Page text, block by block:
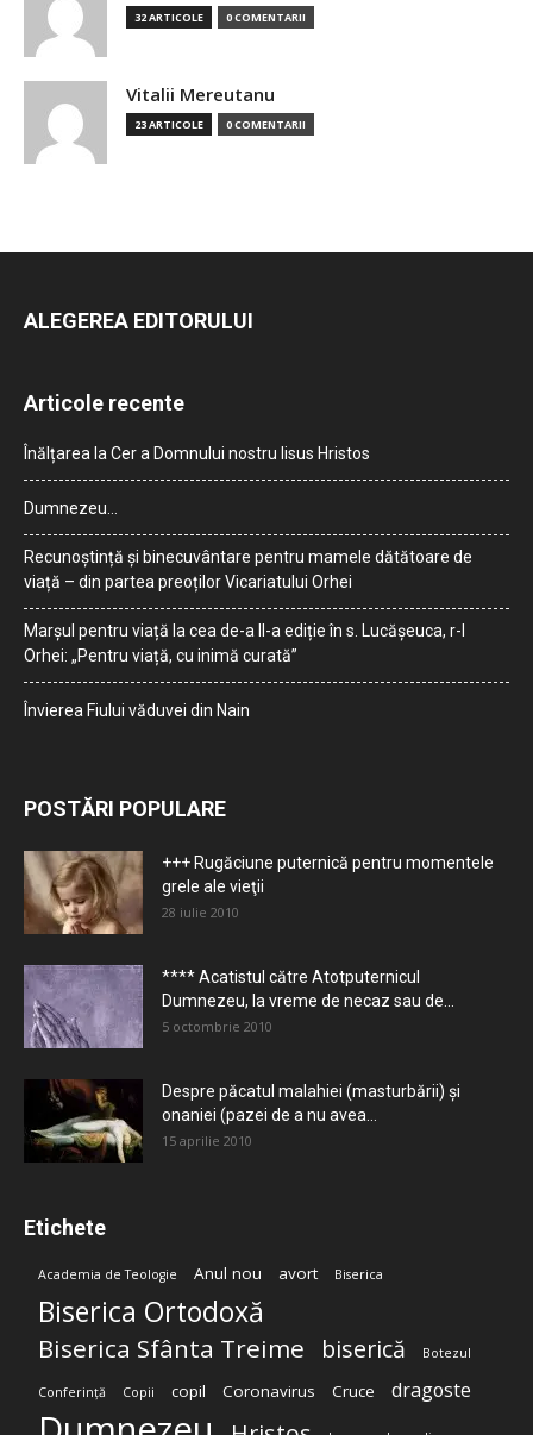
32 ARTICOLE 0 COMENTARII
Vitalii Mereutanu
23 ARTICOLE 0 COMENTARII
ALEGEREA EDITORULUI
Articole recente
Înălțarea la Cer a Domnului nostru Iisus Hristos
Dumnezeu…
Recunoștință și binecuvântare pentru mamele dătătoare de
viață – din partea preoților Vicariatului Orhei
Marșul pentru viață la cea de-a II-a ediție în s. Lucășeuca, r-l
Orhei: „Pentru viață, cu inimă curată”
Învierea Fiului văduvei din Nain
POSTĂRI POPULARE
+++ Rugăciune puternică pentru momentele
grele ale vieţii
28 iulie 2010
**** Acatistul către Atotputernicul
Dumnezeu, la vreme de necaz sau de...
5 octombrie 2010
Despre păcatul malahiei (masturbării) şi
onaniei (pazei de a nu avea...
15 aprilie 2010
Etichete
Academia de Teologie Anul nou avort Biserica
Biserica Ortodoxă
Biserica Sfânta Treime biserică Botezul
Conferință Copii copil Coronavirus Cruce dragoste